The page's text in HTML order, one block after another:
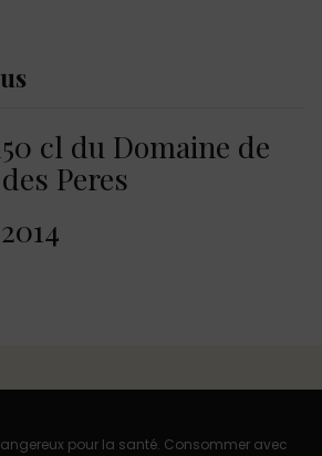
cl du Domaine de
Peres
pour la santé. Consommer avec